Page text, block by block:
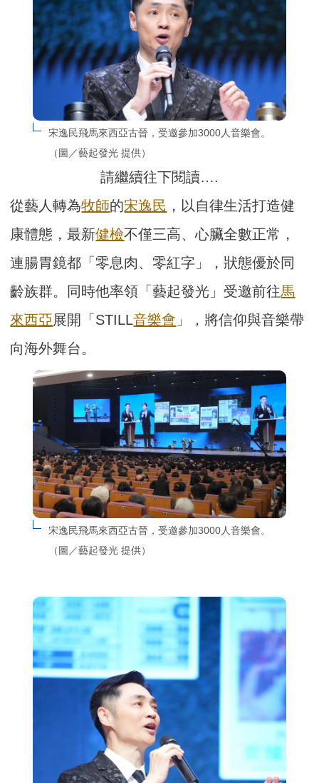
宋逸民飛馬來西亞古晉，受邀參加3000人音樂會。
（圖／藝起發光 提供）
請繼續往下閱讀….
從藝人轉為牧師的宋逸民 ，以自律生活打造健
康體態，最新健檢不僅三高、心臟全數正常，
連腸胃鏡都「零息肉、零紅字」，狀態優於同
齡族群。同時他率領「藝起發光」受邀前往馬
來西亞展開「STILL音樂會 」，將信仰與音樂帶
向海外舞台。
宋逸民飛馬來西亞古晉，受邀參加3000人音樂會。
（圖／藝起發光 提供）